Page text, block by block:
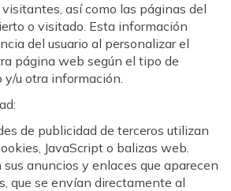
así como las páginas del
o visitado. Esta información
del usuario al personalizar el
página web según el tipo de
y/u otra información.
de publicidad de terceros utilizan
JavaScript o balizas web.
anuncios y enlaces que aparecen
que se envían directamente al